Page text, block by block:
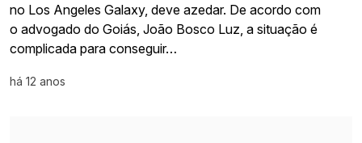
no Los Angeles Galaxy, deve azedar. De acordo com
o advogado do Goiás, João Bosco Luz, a situação é
complicada para conseguir…
há 12 anos